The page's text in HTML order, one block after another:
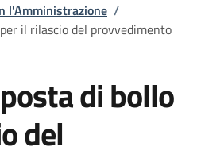
l'Amministrazione /
il rilascio del provvedimento
di bollo
del